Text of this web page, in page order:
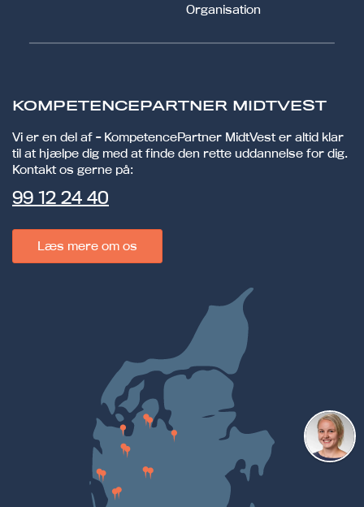
Organisation
KOMPETENCEPARTNER MIDTVEST
Vi er en del af - KompetencePartner MidtVest er altid klar
til at hjælpe dig med at finde den rette uddannelse for dig.
Kontakt os gerne på:
99 12 24 40
Læs mere om os